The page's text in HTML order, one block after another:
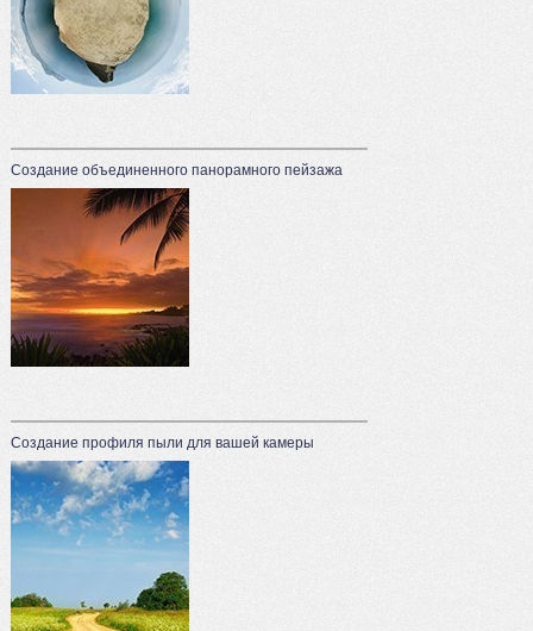
Создание объединенного панорамного пейзажа
Создание профиля пыли для вашей камеры